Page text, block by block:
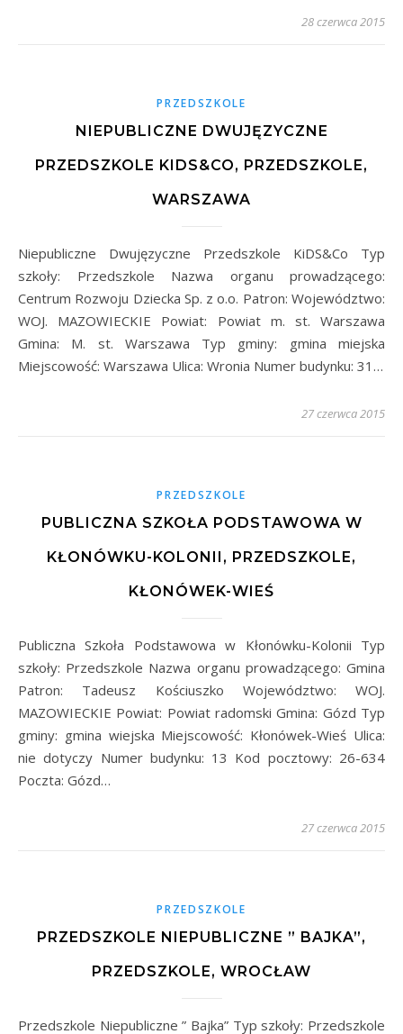
28 czerwca 2015
PRZEDSZKOLE
NIEPUBLICZNE DWUJĘZYCZNE
PRZEDSZKOLE KIDS&CO, PRZEDSZKOLE,
WARSZAWA
Niepubliczne Dwujęzyczne Przedszkole KiDS&Co Typ
szkoły: Przedszkole Nazwa organu prowadzącego:
Centrum Rozwoju Dziecka Sp. z o.o. Patron: Województwo:
WOJ. MAZOWIECKIE Powiat: Powiat m. st. Warszawa
Gmina: M. st. Warszawa Typ gminy: gmina miejska
Miejscowość: Warszawa Ulica: Wronia Numer budynku: 31…
27 czerwca 2015
PRZEDSZKOLE
PUBLICZNA SZKOŁA PODSTAWOWA W
KŁONÓWKU-KOLONII, PRZEDSZKOLE,
KŁONÓWEK-WIEŚ
Publiczna Szkoła Podstawowa w Kłonówku-Kolonii Typ
szkoły: Przedszkole Nazwa organu prowadzącego: Gmina
Patron: Tadeusz Kościuszko Województwo: WOJ.
MAZOWIECKIE Powiat: Powiat radomski Gmina: Gózd Typ
gminy: gmina wiejska Miejscowość: Kłonówek-Wieś Ulica:
nie dotyczy Numer budynku: 13 Kod pocztowy: 26-634
Poczta: Gózd…
27 czerwca 2015
PRZEDSZKOLE
PRZEDSZKOLE NIEPUBLICZNE ” BAJKA”,
PRZEDSZKOLE, WROCŁAW
Przedszkole Niepubliczne ” Bajka” Typ szkoły: Przedszkole